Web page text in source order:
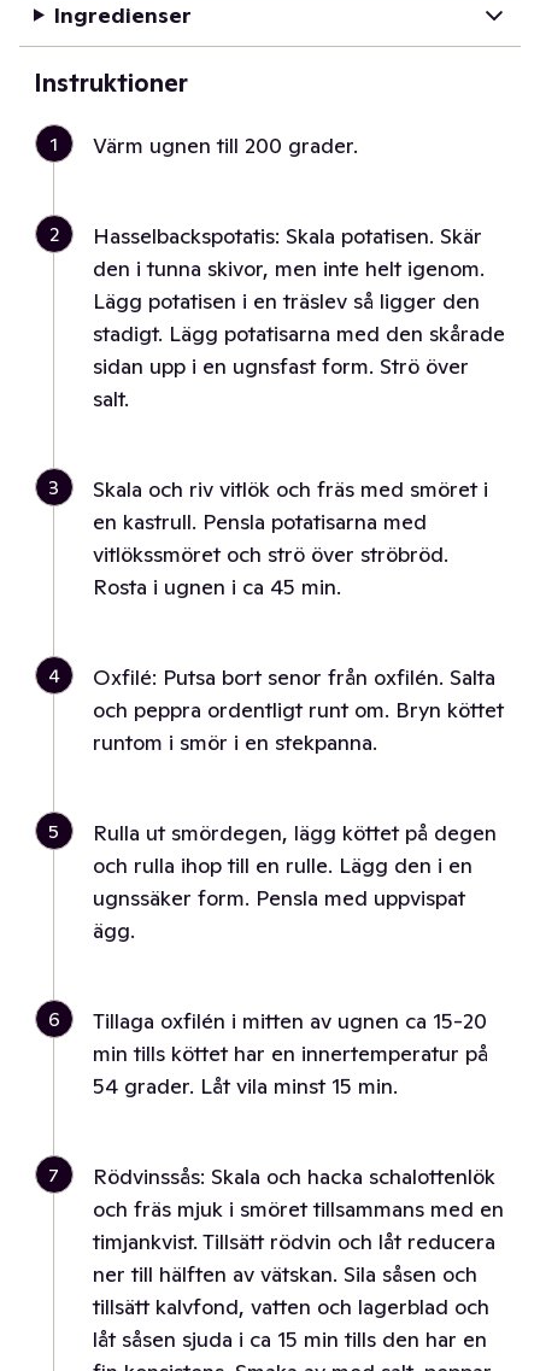
Ingredienser
Instruktioner
1 Värm ugnen till 200 grader.
2
Hasselbackspotatis: Skala potatisen. Skär
den i tunna skivor, men inte helt igenom.
Lägg potatisen i en träslev så ligger den
stadigt. Lägg potatisarna med den skårade
sidan upp i en ugnsfast form. Strö över
salt.
3
Skala och riv vitlök och fräs med smöret i
en kastrull. Pensla potatisarna med
vitlökssmöret och strö över ströbröd.
Rosta i ugnen i ca 45 min.
4
Oxfilé: Putsa bort senor från oxfilén. Salta
och peppra ordentligt runt om. Bryn köttet
runtom i smör i en stekpanna.
5
Rulla ut smördegen, lägg köttet på degen
och rulla ihop till en rulle. Lägg den i en
ugnssäker form. Pensla med uppvispat
ägg.
6
Tillaga oxfilén i mitten av ugnen ca 15-20
min tills köttet har en innertemperatur på
54 grader. Låt vila minst 15 min.
7
Rödvinssås: Skala och hacka schalottenlök
och fräs mjuk i smöret tillsammans med en
timjankvist. Tillsätt rödvin och låt reducera
ner till hälften av vätskan. Sila såsen och
tillsätt kalvfond, vatten och lagerblad och
låt såsen sjuda i ca 15 min tills den har en